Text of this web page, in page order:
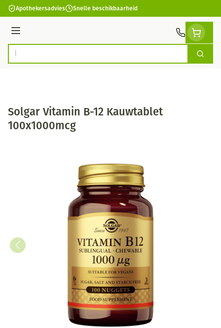
Ga naar de inhoud
Apothekersadvies Snelle beschikbaarheid
Menu
Product, merk, categorie... Zoek
Solgar Vitamin B-12 Kauwtablet
100x1000mcg